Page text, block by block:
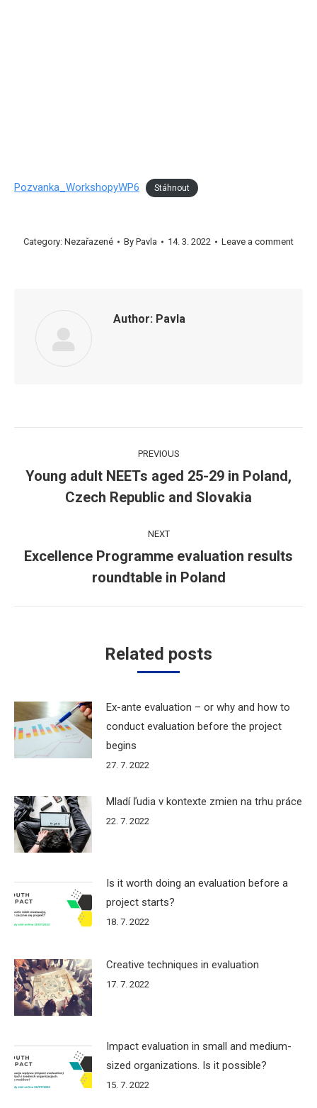
Pozvanka_WorkshopyWP6 Stáhnout
Category: Nezařazené By Pavla 14. 3. 2022 Leave a comment
Author: Pavla
navigation
PREVIOUS
Previous
post:
Young adult NEETs aged 25-29 in Poland,
Czech Republic and Slovakia
NEXT
Next
post:
Excellence Programme evaluation results
roundtable in Poland
Related posts
Ex-ante evaluation – or why and how to
conduct evaluation before the project
begins
27. 7. 2022
Mladí ľudia v kontexte zmien na trhu práce
22. 7. 2022
Is it worth doing an evaluation before a
project starts?
18. 7. 2022
Creative techniques in evaluation
17. 7. 2022
Impact evaluation in small and medium-
sized organizations. Is it possible?
15. 7. 2022